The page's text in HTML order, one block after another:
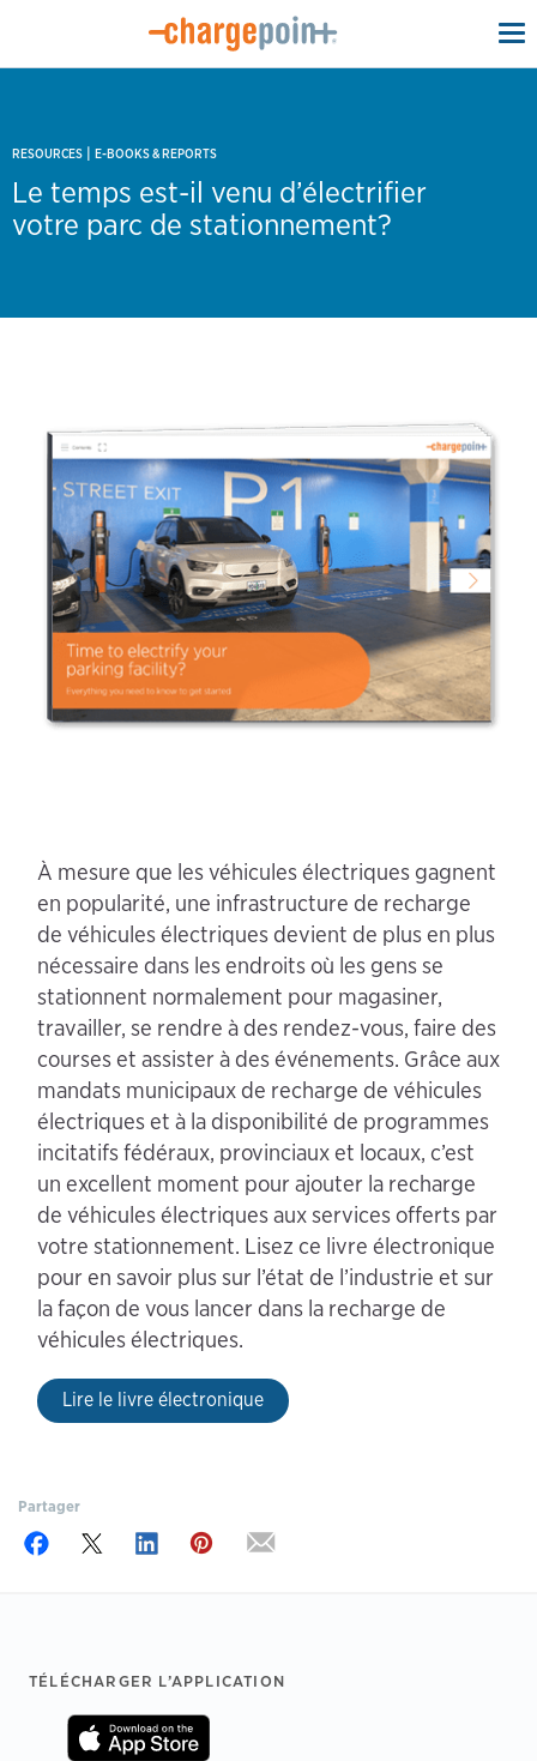
RESOURCES | E-BOOKS & REPORTS
Le temps est-il venu d’électrifier
votre parc de stationnement?
À mesure que les véhicules électriques gagnent
en popularité, une infrastructure de recharge
de véhicules électriques devient de plus en plus
nécessaire dans les endroits où les gens se
stationnent normalement pour magasiner,
travailler, se rendre à des rendez-vous, faire des
courses et assister à des événements. Grâce aux
mandats municipaux de recharge de véhicules
électriques et à la disponibilité de programmes
incitatifs fédéraux, provinciaux et locaux, c’est
un excellent moment pour ajouter la recharge
de véhicules électriques aux services offerts par
votre stationnement. Lisez ce livre électronique
pour en savoir plus sur l’état de l’industrie et sur
la façon de vous lancer dans la recharge de
véhicules électriques.
Lire le livre électronique
Partager
Footer
TÉLÉCHARGER L’APPLICATION